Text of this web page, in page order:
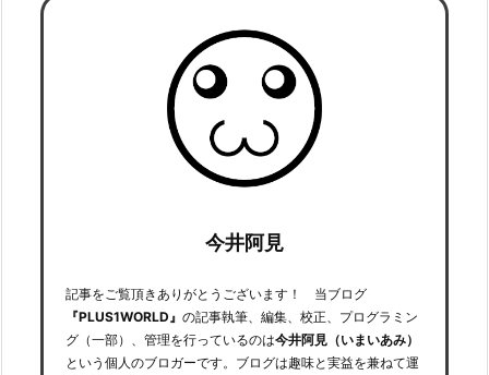
今井阿見
記事をご覧頂きありがとうございます！ 当ブログ
『PLUS1WORLD』 の記事執筆、編集、校正、プログラミン
グ（一部）、管理を行っているのは今井阿見（いまいあみ）
という個人のブロガーです。ブログは趣味と実益を兼ねて運